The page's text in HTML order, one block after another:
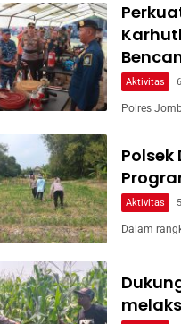
Aktivitas
Polres
Aktivitas
Dalam